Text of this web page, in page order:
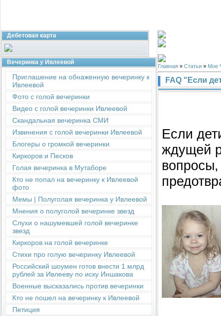
Дебетовая карта
Вечеринка у Ивлеевой
Приглашение на обнаженную вечеринку к
Ивлеевой
Фото с голой вечеринки
Видео с голой вечеринки Ивлеевой
Скандальная вечеринка СМИ
Извинения с голой вечеринки Ивлеевой
Блогеры о громкой вечеринки
Киркоров и Песков
Голая вечеринка в Мутаборе
Кто не попал на вечеринку к Ивлеевой
фото
Мемы | Полуголая вечеринка у Ивлеевой
Мнения о полуголой вечеринке звезд
Слухи о нашумевшей голой вечеринке
звезд
Киркоров на голой вечеринке
Стихи про голую вечеринку Ивлеевой
Российский шоумен готов внести 1 млрд
рублей за Ивлееву по иску Иншакова
Военные высказались против вечеринки
Кто не пошел на вечеринку к Ивлеевой
Петиция
Главная » Статьи » Мое
FAQ "Если
Если
ждущей